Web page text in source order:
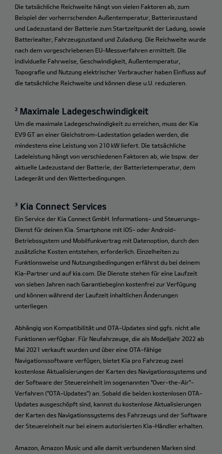
Die tatsächliche Reichweite hängt von vielen Faktoren ab, zum
Beispiel der vorherrschenden Außentemperatur, Batteriezustand
und Ladezustand der Batterie zum Startzeitpunkt der Ladung, sowie
Batteriealter, Fahrzeugzustand und Zuladung. Die Reichweite wurde
nach dem vorgeschriebenen EU-Messverfahren ermittelt. Die
individuelle Fahrweise, Geschwindigkeit, Außentemperatur,
Topografie und Nutzung elektrischer Verbraucher haben Einfluss auf
die tatsächliche Reichweite und können diese u.U. reduzieren.
² Maximale Ladegeschwindigkeit
Um die maximale Ladegeschwindigkeit zu erreichen, muss der Kia
EV9 GT an einer Gleichstrom-Ladestation geladen werden, die
mindestens eine Leistung von 210 kW liefert. Die tatsächliche
Ladeleistung hängt von verschiedenen Faktoren ab, wie bspw. der
aktuelle Ladezustand der Batterie, der Batterietemperatur, dem
Ladegerät und den Wetterbedingungen.
³ Kia Connect Services
Ein Service der Kia Connect GmbH. Informations- und Steuerungs-
Dienst für deinen Kia. Smartphone mit iOS- oder Android-
Betriebssystem und Mobilfunkvertrag mit Datenoption, durch den
zusätzliche Kosten entstehen, erforderlich. Einzelheiten zu
Funktionsweise und Nutzungsbedingungen erfährst du bei deinem
Kia-Partner und auf kia.com. Die Dienste stehen für eine Laufzeit
von sieben Jahren nach Garantiebeginn kostenfrei zur Verfügung
und können während der Laufzeit inhaltlichen Änderungen
unterliegen.
Abhängig von Kompatibilität und OTA-Updates sind ggfs. nicht alle
Funktionen verfügbar. Für Neufahrzeuge, die als Modelljahr 2022 ab
Mai 2021 verkauft wurden und über eine OTA-fähige
Navigationssoftware verfügen, bietet Kia pro Fahrzeug zwei
kostenlose Aktualisierungen der Karten des Navigationssystems und
der Software der Steuereinheit im sogenannten "Over-the-Air"-
Verfahren ("OTA-Updates") an. Sobald die beiden kostenlosen OTA-
Updates ausgeschöpft sind, kannst du kostenlose Aktualisierungen
der Karten des Navigationssystems des Fahrzeugs und der Software
der Steuereinheit nur bei einem autorisierten Kia-Händler erhalten.
Amazon, Amazon Music und alle damit verbundenen Marken sind